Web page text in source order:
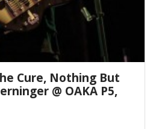
Cure, Nothing But
@ ΟΑΚΑ P5,